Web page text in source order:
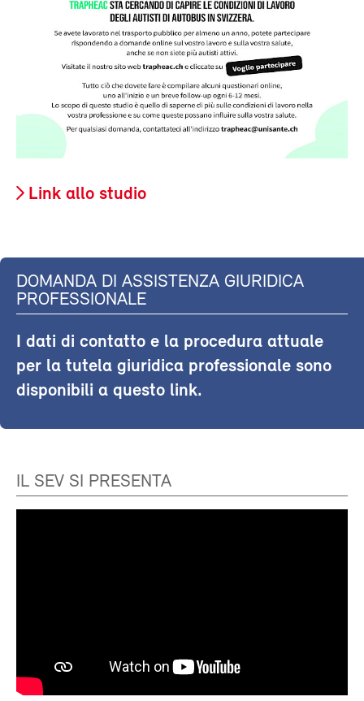
Link allo studio
DOMANDA DI ASSISTENZA GIURIDICA
PROFESSIONALE
I dati di contatto e la procedura attuale
per la tutela giuridica professionale sono
disponibili a questo link.
IL SEV SI PRESENTA